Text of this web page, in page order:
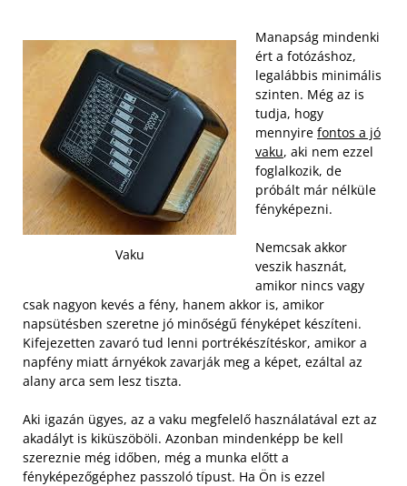
Vaku
Manapság mindenki
ért a fotózáshoz,
legalábbis minimális
szinten. Még az is
tudja, hogy
mennyire fontos a jó
vaku, aki nem ezzel
foglalkozik, de
próbált már nélküle
fényképezni.
Nemcsak akkor
veszik hasznát,
amikor nincs vagy
csak nagyon kevés a fény, hanem akkor is, amikor
napsütésben szeretne jó minőségű fényképet készíteni.
Kifejezetten zavaró tud lenni portrékészítéskor, amikor a
napfény miatt árnyékok zavarják meg a képet, ezáltal az
alany arca sem lesz tiszta.
Aki igazán ügyes, az a vaku megfelelő használatával ezt az
akadályt is kiküszöböli. Azonban mindenképp be kell
szereznie még időben, még a munka előtt a
fényképezőgéphez passzoló típust. Ha Ön is ezzel